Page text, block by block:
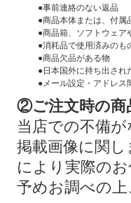
●事前連絡のない返品
●商品本体または、付属
●商品箱、ソフトウェア
●消耗品で使用済みのも
●商品欠品がある物
●日本国外に持ち出され
●メール設定・アドレ
②ご注文時の商
当店での不備
掲載画像に関
により実際の
予めお調べの